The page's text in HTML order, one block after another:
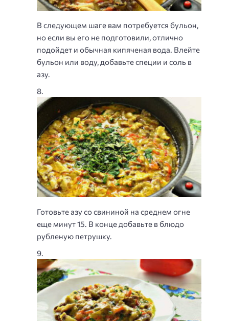
В следующем шаге вам потребуется бульон,
но если вы его не подготовили, отлично
подойдет и обычная кипяченая вода. Влейте
бульон или воду, добавьте специи и соль в
азу.
Готовьте азу со свининой на среднем огне
еще минут 15. В конце добавьте в блюдо
рубленую петрушку.